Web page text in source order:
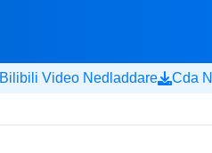
Bilibili Video Nedladdare Cda